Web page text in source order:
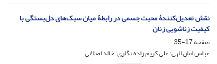
نقش تعدیل‌کنندۀ محبت جسمی در رابطۀ میان سبک‌های دل‌بستگی با
کیفیت زناشویی زنان
صفحه17-35
عباس امان الهی؛ علی کریم زاده نگاری؛ خالد اصلانی